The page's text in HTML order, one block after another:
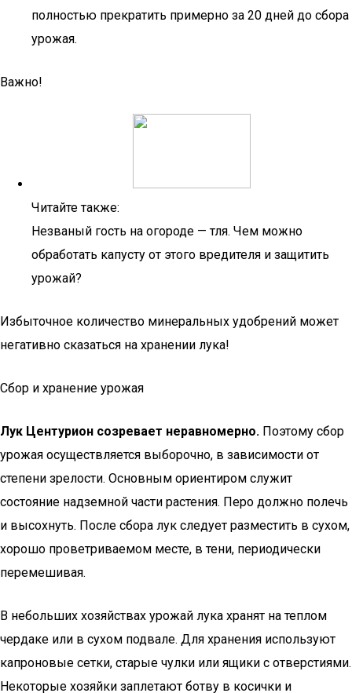
полностью прекратить примерно за 20 дней до сбора
урожая.
Важно!
Читайте также:
Незваный гость на огороде — тля. Чем можно
обработать капусту от этого вредителя и защитить
урожай?
Избыточное количество минеральных удобрений может
негативно сказаться на хранении лука!
Сбор и хранение урожая
Лук Центурион созревает неравномерно. Поэтому сбор
урожая осуществляется выборочно, в зависимости от
степени зрелости. Основным ориентиром служит
состояние надземной части растения. Перо должно полечь
и высохнуть. После сбора лук следует разместить в сухом,
хорошо проветриваемом месте, в тени, периодически
перемешивая.
В небольших хозяйствах урожай лука хранят на теплом
чердаке или в сухом подвале. Для хранения используют
капроновые сетки, старые чулки или ящики с отверстиями.
Некоторые хозяйки заплетают ботву в косички и